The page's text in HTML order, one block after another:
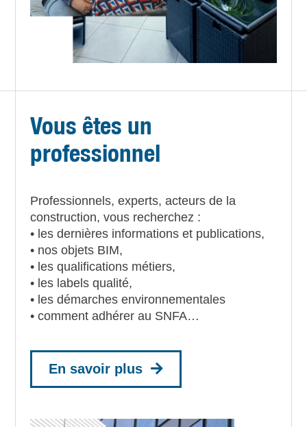
Vous êtes un
professionnel
Professionnels, experts, acteurs de la
construction, vous recherchez :
• les dernières informations et publications,
• nos objets BIM,
• les qualifications métiers,
• les labels qualité,
• les démarches environnementales
• comment adhérer au SNFA…
En savoir plus